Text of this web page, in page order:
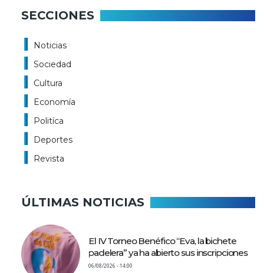
SECCIONES
Noticias
Sociedad
Cultura
Economía
Politíca
Deportes
Revista
ÚLTIMAS NOTICIAS
El IV Torneo Benéfico “Eva, la bichete
padelera” ya ha abierto sus inscripciones
06/08/2026 - 14:00